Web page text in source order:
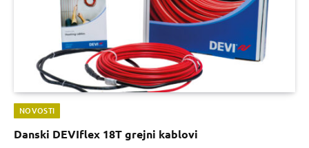
NOVOSTI
Danski DEVIflex 18T grejni kablovi